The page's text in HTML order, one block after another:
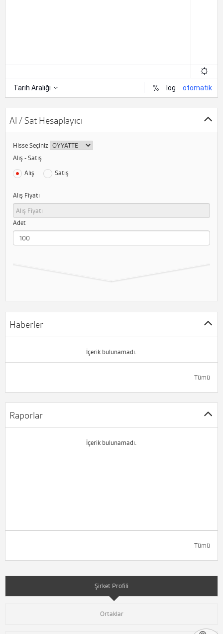
Al / Sat Hesaplayıcı
Hisse Seçiniz
Alış - Satış
Alış
Satış
Alış Fiyatı
Adet
Haberler
İçerik bulunamadı.
Tümü
Raporlar
İçerik bulunamadı.
Tümü
Şirket Profili
Ortaklar